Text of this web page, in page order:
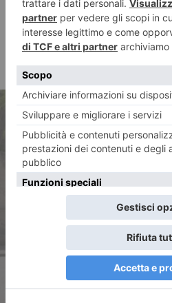
A Torino
immatricolazioni
il 6% è già